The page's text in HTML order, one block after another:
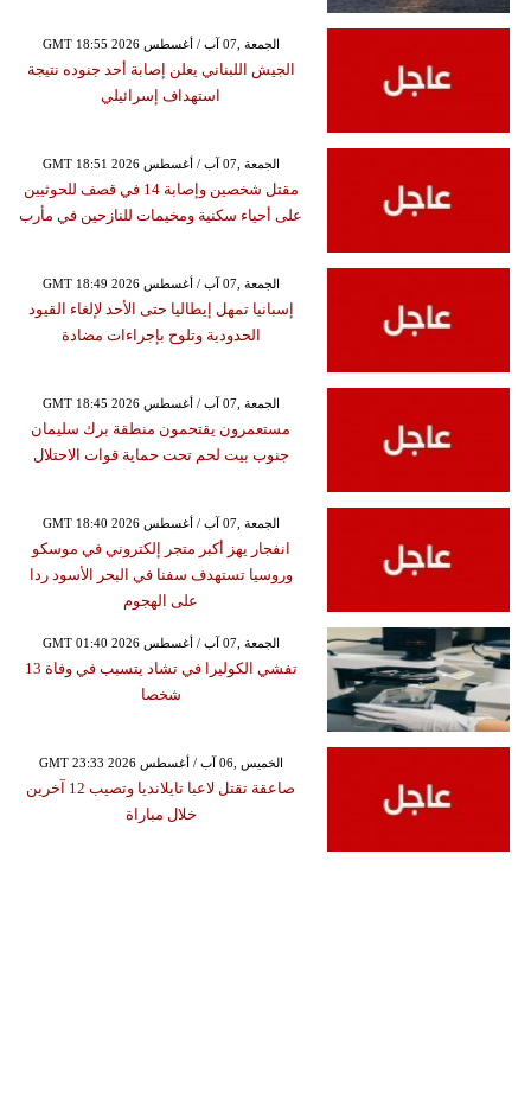
GMT 18:55 2026 الجمعة ,07 آب / أغسطس
الجيش اللبناني يعلن إصابة أحد جنوده نتيجة
استهداف إسرائيلي
GMT 18:51 2026 الجمعة ,07 آب / أغسطس
مقتل شخصين وإصابة 14 في قصف للحوثيين
على أحياء سكنية ومخيمات للنازحين في مأرب
GMT 18:49 2026 الجمعة ,07 آب / أغسطس
إسبانيا تمهل إيطاليا حتى الأحد لإلغاء القيود
الحدودية وتلوح بإجراءات مضادة
GMT 18:45 2026 الجمعة ,07 آب / أغسطس
مستعمرون يقتحمون منطقة برك سليمان
جنوب بيت لحم تحت حماية قوات الاحتلال
GMT 18:40 2026 الجمعة ,07 آب / أغسطس
انفجار يهز أكبر متجر إلكتروني في موسكو
وروسيا تستهدف سفنا في البحر الأسود ردا
على الهجوم
GMT 01:40 2026 الجمعة ,07 آب / أغسطس
تفشي الكوليرا في تشاد يتسبب في وفاة 13
شخصا
GMT 23:33 2026 الخميس ,06 آب / أغسطس
صاعقة تقتل لاعبا تايلانديا وتصيب 12 آخرين
خلال مباراة